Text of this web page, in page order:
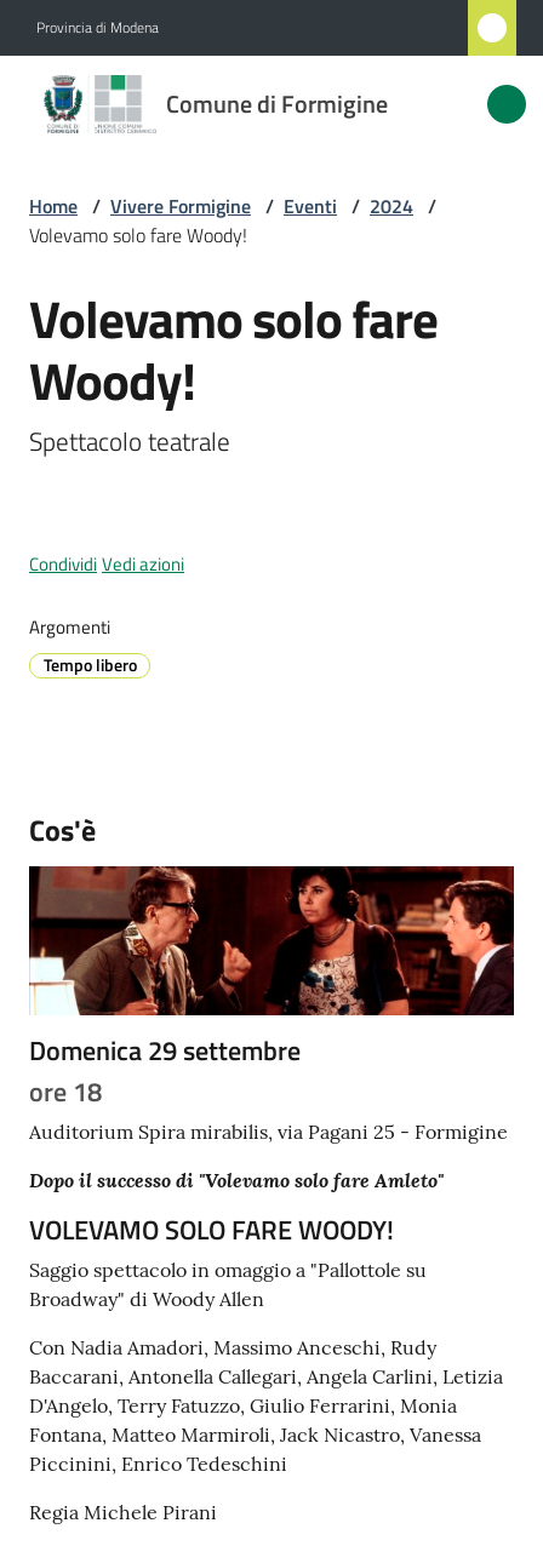
Provincia di Modena
Comune di Formigine
Comune
di
Novità
Servizi
Vivere
Prenotazione
appuntamenti
e
a
M
e
t
o
Tutti
argomenti...
Seguici
Home / Vivere Formigine / Eventi / 2024 /
Volevamo solo fare Woody!
Salta al contenuto
Volevamo solo fare
Woody!
Spettacolo teatrale
CondividiVedi azioni
Argomenti
Tempo libero
Cos'è
Domenica 29 settembre
ore 18
Auditorium Spira mirabilis, via Pagani 25 - Formigine
Dopo il successo di "Volevamo solo fare Amleto"
VOLEVAMO SOLO FARE WOODY!
Saggio spettacolo in omaggio a "Pallottole su
Broadway" di Woody Allen
Con Nadia Amadori, Massimo Anceschi, Rudy
Baccarani, Antonella Callegari, Angela Carlini, Letizia
D'Angelo, Terry Fatuzzo, Giulio Ferrarini, Monia
Fontana, Matteo Marmiroli, Jack Nicastro, Vanessa
Piccinini, Enrico Tedeschini
Regia Michele Pirani